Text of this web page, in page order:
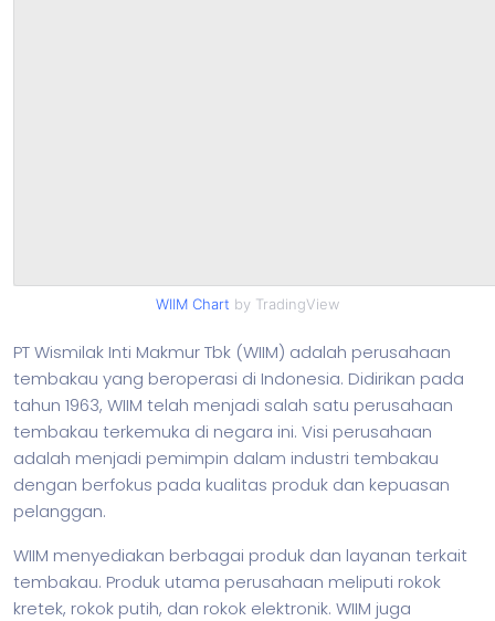
WIIM Chart by TradingView
PT Wismilak Inti Makmur Tbk (WIIM) adalah perusahaan
tembakau yang beroperasi di Indonesia. Didirikan pada
tahun 1963, WIIM telah menjadi salah satu perusahaan
tembakau terkemuka di negara ini. Visi perusahaan
adalah menjadi pemimpin dalam industri tembakau
dengan berfokus pada kualitas produk dan kepuasan
pelanggan.
WIIM menyediakan berbagai produk dan layanan terkait
tembakau. Produk utama perusahaan meliputi rokok
kretek, rokok putih, dan rokok elektronik. WIIM juga